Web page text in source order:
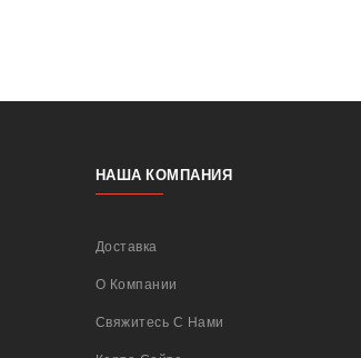
НАША КОМПАНИЯ
Доставка
О Компании
Свяжитесь С Нами